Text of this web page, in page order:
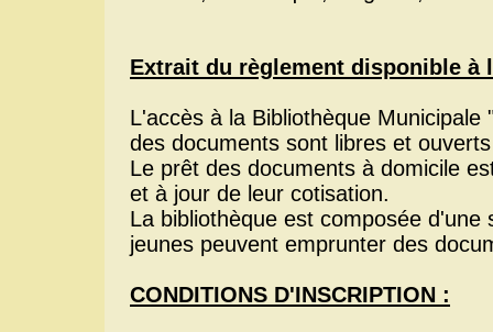
Extrait du règlement disponible à
L'accès à la Bibliothèque
des documents sont libres et
Le prêt des documents à domicile
et à jour de leur cotisation.
La bibliothèque est composée
jeunes peuvent emprunter des
CONDITIONS D'INSCRIPTION :